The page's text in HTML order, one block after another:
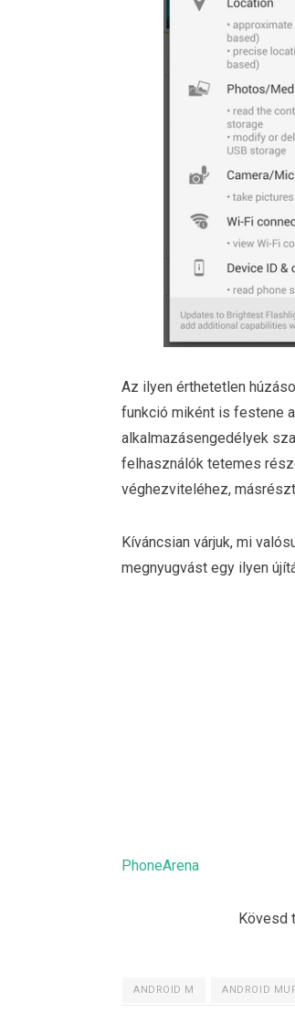
Az ilyen érthetetlen
funkció miként is festene
alkalmazásengedélyek
felhasználók tetemes
véghezviteléhez,
Kíváncsian várjuk, mi
megnyugvást egy ilyen
PhoneArena
Kövesd
ANDROID M ANDROID